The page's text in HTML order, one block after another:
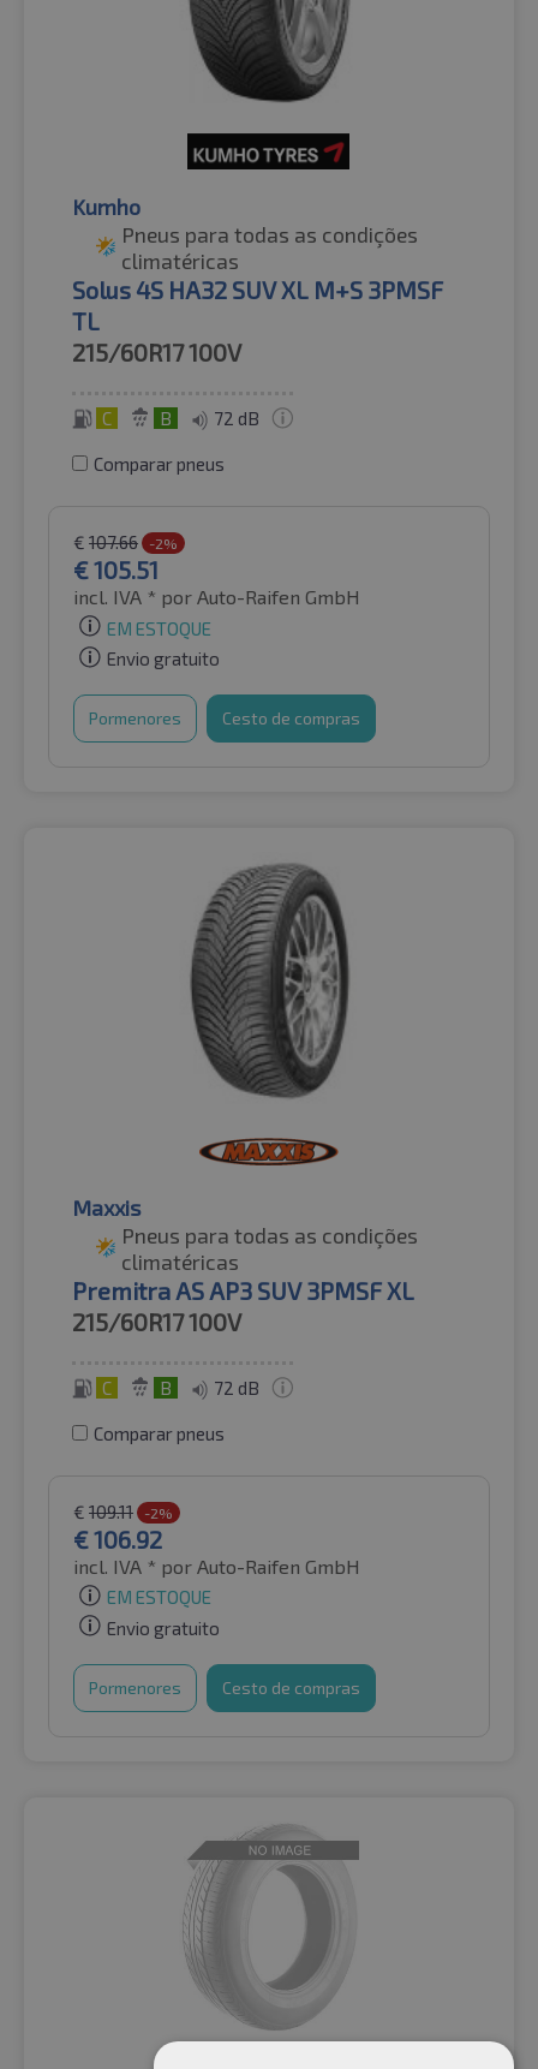
Kumho
Pneus para todas as condições
climatéricas
Solus 4S HA32 SUV XL M+S 3PMSF
TL
215/60R17100V
C B 72 dB
Comparar pneus
€ 107.66 -2%
€105.51
incl. IVA * por Auto-Raifen GmbH
EM ESTOQUE
Envio gratuito
Pormenores Cesto de compras
Maxxis
Pneus para todas as condições
climatéricas
Premitra AS AP3 SUV 3PMSF XL
215/60R17100V
C B 72 dB
Comparar pneus
€ 109.11 -2%
€106.92
incl. IVA * por Auto-Raifen GmbH
EM ESTOQUE
Envio gratuito
Pormenores Cesto de compras